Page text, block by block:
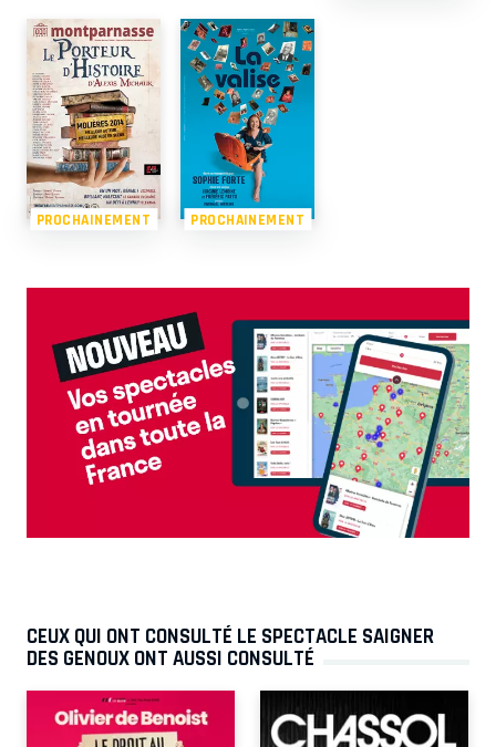
PROCHAINEMENT PROCHAINEMENT
CEUX QUI ONT CONSULTÉ LE SPECTACLE SAIGNER
DES GENOUX ONT AUSSI CONSULTÉ